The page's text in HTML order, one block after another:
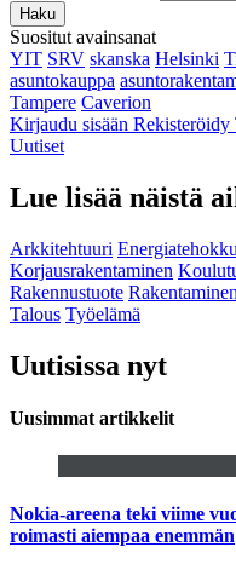
Haku
Suositut avainsanat
YIT SRV skanska Helsinki
asuntokauppa
Tampere Caverion
Kirjaudu sisään Rekisteröidy
Uutiset
Lue lisää näistä
Arkkitehtuuri
Korjausrakentaminen
Rakennustuote Rakentaminen
Talous Työelämä
Uutisissa nyt
Uusimmat artikkelit
Nokia-areena teki viime
roimasti aiempaa enemmän